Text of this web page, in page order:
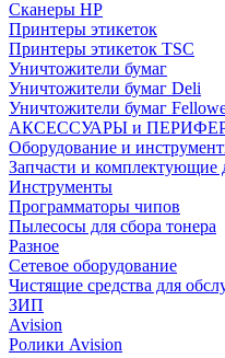
Сканеры HP
Принтеры этикеток
Принтеры этикеток TSC
Уничтожители бумаг
Уничтожители бумаг Deli
Уничтожители бумаг
АКСЕССУАРЫ и
Оборудование и
Запчасти и комплектующие
Инструменты
Программаторы чипов
Пылесосы для сбора тонера
Разное
Сетевое оборудование
Чистящие средства для
ЗИП
Avision
Ролики Avision